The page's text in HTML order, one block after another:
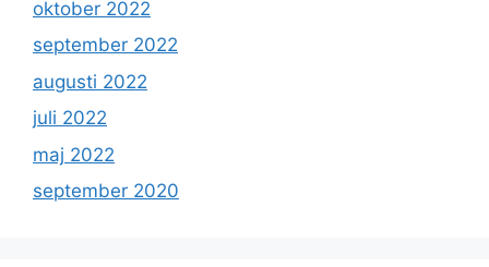
oktober 2022
september 2022
augusti 2022
juli 2022
maj 2022
september 2020